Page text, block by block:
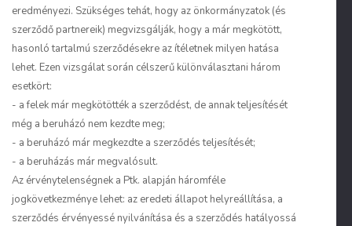
eredményezi. Szükséges tehát, hogy az önkormányzatok (és
szerződő partnereik) megvizsgálják, hogy a már megkötött,
hasonló tartalmú szerződésekre az ítéletnek milyen hatása
lehet. Ezen vizsgálat során célszerű különválasztani három
esetkört:
- a felek már megkötötték a szerződést, de annak teljesítését
még a beruházó nem kezdte meg;
- a beruházó már megkezdte a szerződés teljesítését;
- a beruházás már megvalósult.
Az érvénytelenségnek a Ptk. alapján háromféle
jogkövetkezménye lehet: az eredeti állapot helyreállítása, a
szerződés érvényessé nyilvánítása és a szerződés hatályossá